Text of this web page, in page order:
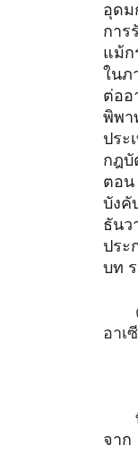
อุด
การ
แม้ก
ในภ
ต่ออ
พิพา
ประ
กฎ
ตอ
บัง
ธัน
ปร
บท
อาเ
จาก